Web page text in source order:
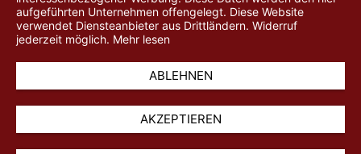
aufgeführten Unternehmen offengelegt. Diese Website
verwendet Diensteanbieter aus Drittländern. Widerruf
jederzeit möglich. Mehr lesen
ABLEHNEN
AKZEPTIEREN